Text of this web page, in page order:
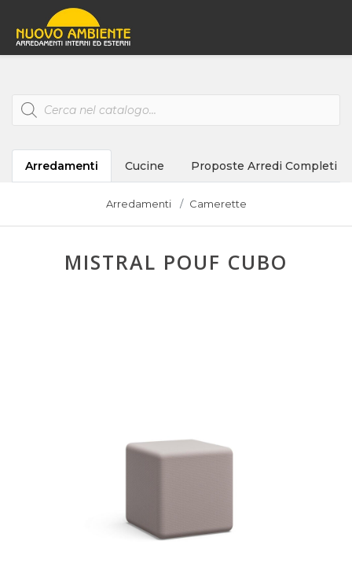
Products
search
Arredamenti Cucine Proposte Arredi Completi
Arredamenti Camerette
MISTRAL POUF CUBO